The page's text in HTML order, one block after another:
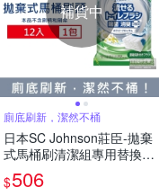
補貨中
廁底刷新，潔然不桶
日本SC Johnson莊臣-拋棄
式馬桶刷清潔組專用替換刷
頭補充包12入/包-花香(灰)
(本品不含刷柄和刷架)
$506